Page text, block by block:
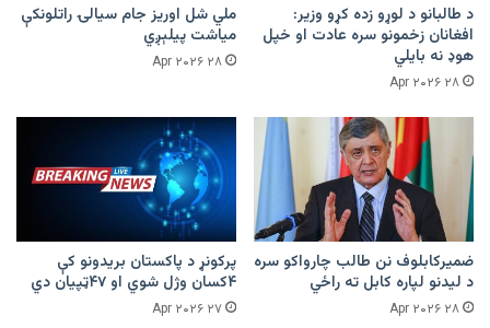
د طالبانو د لوړو زده کړو وزیر:
افغانان زخمونو سره عادت او خپل
هوډ نه بایلي
۲۸ Apr ۲۰۲۶
ملي شل اوریز جام سیالۍ راتلونکې
میاشت پیلېږي
۲۸ Apr ۲۰۲۶
ضمیرکابلوف نن طالب چارواکو سره
د لیدنو لپاره کابل ته راځي
۲۸ Apr ۲۰۲۶
پرکونړ د پاکستان بریدونو کې
۴کسان وژل شوي او ۴۷ټپیان دي
۲۷ Apr ۲۰۲۶